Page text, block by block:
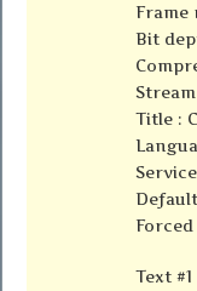
Frame
Bit
Stream
Title :
Forced
Text #1